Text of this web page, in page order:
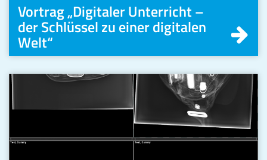
Vortrag „Digitaler Unterricht –
der Schlüssel zu einer digitalen
Welt“